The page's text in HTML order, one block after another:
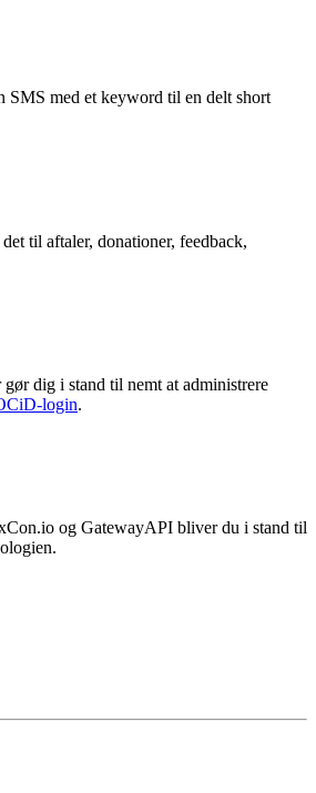
SMS med et keyword til en delt short
til aftaler, donationer, feedback,
dig i stand til nemt at administrere
login.
og GatewayAPI bliver du i stand til